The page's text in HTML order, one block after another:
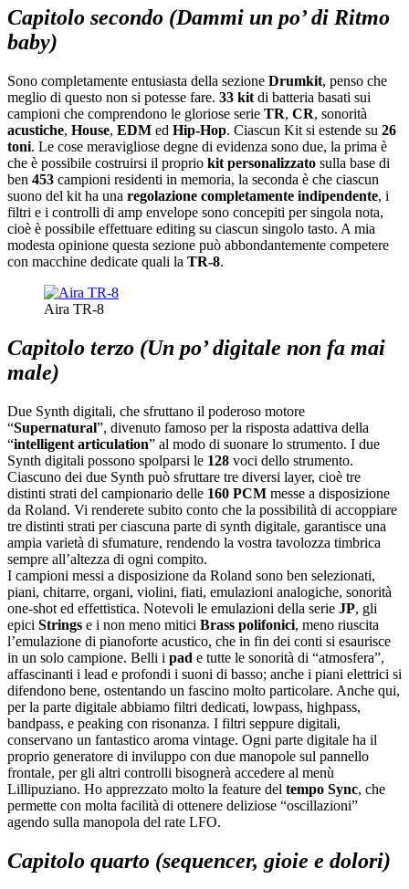
Capitolo secondo (Dammi un po’ di Ritmo
baby)
Sono completamente entusiasta della sezione Drumkit, penso che
meglio di questo non si potesse fare. 33 kit di batteria basati sui
campioni che comprendono le gloriose serie TR, CR, sonorità
acustiche, House, EDM ed Hip-Hop. Ciascun Kit si estende su 26
toni. Le cose meravigliose degne di evidenza sono due, la prima è
che è possibile costruirsi il proprio kit personalizzato sulla base di
ben 453 campioni residenti in memoria, la seconda è che ciascun
suono del kit ha una regolazione completamente indipendente, i
filtri e i controlli di amp envelope sono concepiti per singola nota,
cioè è possibile effettuare editing su ciascun singolo tasto. A mia
modesta opinione questa sezione può abbondantemente competere
con macchine dedicate quali la TR-8.
Aira TR-8
Capitolo terzo (Un po’ digitale non fa mai
male)
Due Synth digitali, che sfruttano il poderoso motore
“Supernatural”, divenuto famoso per la risposta adattiva della
“intelligent articulation” al modo di suonare lo strumento. I due
Synth digitali possono spolparsi le 128 voci dello strumento.
Ciascuno dei due Synth può sfruttare tre diversi layer, cioè tre
distinti strati del campionario delle 160 PCM messe a disposizione
da Roland. Vi renderete subito conto che la possibilità di accoppiare
tre distinti strati per ciascuna parte di synth digitale, garantisce una
ampia varietà di sfumature, rendendo la vostra tavolozza timbrica
sempre all’altezza di ogni compito.
I campioni messi a disposizione da Roland sono ben selezionati,
piani, chitarre, organi, violini, fiati, emulazioni analogiche, sonorità
one-shot ed effettistica. Notevoli le emulazioni della serie JP, gli
epici Strings e i non meno mitici Brass polifonici, meno riuscita
l’emulazione di pianoforte acustico, che in fin dei conti si esaurisce
in un solo campione. Belli i pad e tutte le sonorità di “atmosfera”,
affascinanti i lead e profondi i suoni di basso; anche i piani elettrici si
difendono bene, ostentando un fascino molto particolare. Anche qui,
per la parte digitale abbiamo filtri dedicati, lowpass, highpass,
bandpass, e peaking con risonanza. I filtri seppure digitali,
conservano un fantastico aroma vintage. Ogni parte digitale ha il
proprio generatore di inviluppo con due manopole sul pannello
frontale, per gli altri controlli bisognerà accedere al menù
Lillipuziano. Ho apprezzato molto la feature del tempo Sync, che
permette con molta facilità di ottenere deliziose “oscillazioni”
agendo sulla manopola del rate LFO.
Capitolo quarto (sequencer, gioie e dolori)